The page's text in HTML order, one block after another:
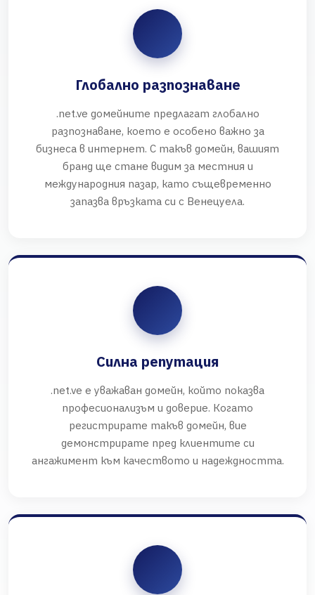
Глобално разпознаване
.net.ve домейните предлагат глобално
разпознаване, което е особено важно за
бизнеса в интернет. С такъв домейн, вашият
бранд ще стане видим за местния и
международния пазар, като същевременно
запазва връзката си с Венецуела.
Силна репутация
.net.ve е уважаван домейн, който показва
професионализъм и доверие. Когато
регистрирате такъв домейн, вие
демонстрирате пред клиентите си
ангажимент към качеството и надеждността.